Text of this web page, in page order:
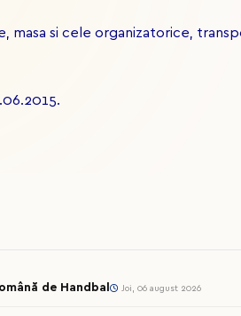
masa si cele organizatorice,
de Handbal Joi, 06 august 2026